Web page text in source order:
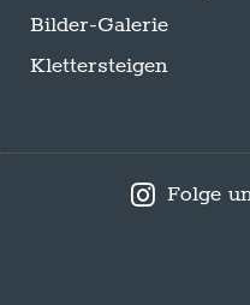
Bilder-Galerie
Klettersteigen
Folge